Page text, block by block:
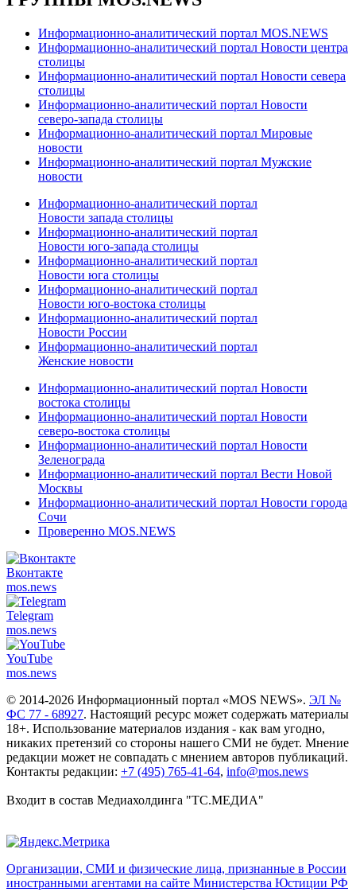
Информационно-аналитический портал MOS.NEWS
Информационно-аналитический портал Новости центра
столицы
Информационно-аналитический портал Новости севера
столицы
Информационно-аналитический портал Новости
северо-запада столицы
Информационно-аналитический портал Мировые
новости
Информационно-аналитический портал Мужские
новости
Информационно-аналитический портал
Новости запада столицы
Информационно-аналитический портал
Новости юго-запада столицы
Информационно-аналитический портал
Новости юга столицы
Информационно-аналитический портал
Новости юго-востока столицы
Информационно-аналитический портал
Новости России
Информационно-аналитический портал
Женские новости
Информационно-аналитический портал Новости
востока столицы
Информационно-аналитический портал Новости
северо-востока столицы
Информационно-аналитический портал Новости
Зеленограда
Информационно-аналитический портал Вести Новой
Москвы
Информационно-аналитический портал Новости города
Сочи
Проверенно MOS.NEWS
Вконтакте
mos.news
Telegram
mos.news
YouTube
mos.news
© 2014-2026 Информационный портал «MOS NEWS». ЭЛ №
ФС 77 - 68927. Настоящий ресурс может содержать материалы
18+. Использование материалов издания - как вам угодно,
никаких претензий со стороны нашего СМИ не будет. Мнение
редакции может не совпадать с мнением авторов публикаций.
Контакты редакции: +7 (495) 765-41-64, info@mos.news
Входит в состав Медиахолдинга "ТС.МЕДИА"
Организации, СМИ и физические лица, признанные в России
иностранными агентами на сайте Министерства Юстиции РФ